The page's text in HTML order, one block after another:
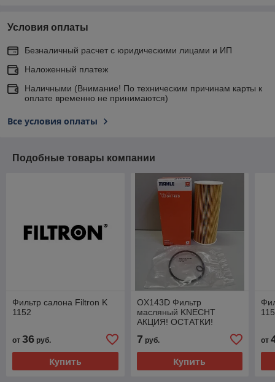
Условия оплаты
Безналичный расчет с юридическими лицами и ИП
Наложенный платеж
Наличными (Внимание! По техническим причинам карты к
оплате временно не принимаются)
Все условия оплаты
Подобные товары компании
Фильтр салона Filtron K
1152
от 36 руб.
Купить
OX143D Фильтр
масляный KNECHT
АКЦИЯ! ОСТАТКИ!
7 руб.
Купить
от